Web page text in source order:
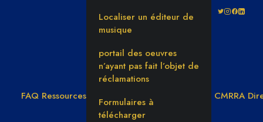
FAQ Ressources
Localiser un éditeur de
musique
portail des oeuvres
n’ayant pas fait l’objet de
réclamations
Formulaires à
télécharger
CMRRA